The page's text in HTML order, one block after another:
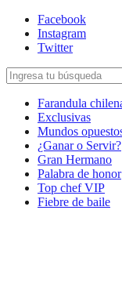
Facebook
Instagram
Twitter
Farandula
Exclusivas
Mundos
¿Ganar o Servir?
Gran Hermano
Palabra de honor
Top chef VIP
Fiebre de baile